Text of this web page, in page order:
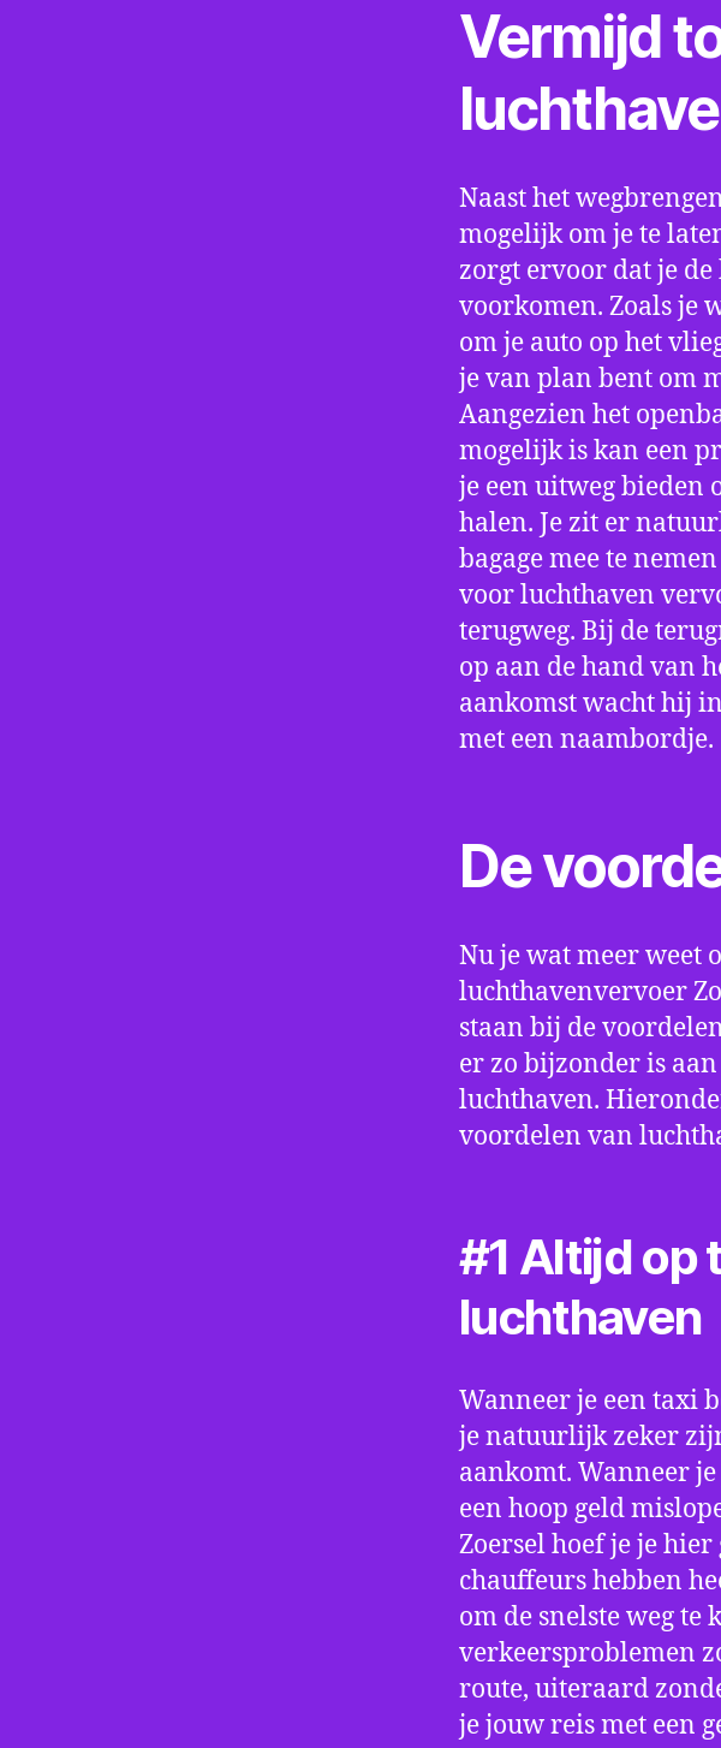
Vermijd
Naast het
mogelijk om je te
zorgt ervoor dat je
voorkomen. Zoals je
om je auto op het
je van plan bent om
Aangezien het
mogelijk is kan een
je een uitweg bieden
halen. Je zit er
bagage mee te
voor luchthaven
terugweg. Bij de
op aan de hand van
aankomst wacht hij
met een naambordje.
De
Nu je wat meer weet
luchthavenvervoer
staan bij de
er zo bijzonder is
luchthaven.
voordelen van
#1 Altijd op
luchthaven
Wanneer je een taxi
je natuurlijk zeker
aankomt. Wanneer
een hoop geld
Zoersel hoef je je
chauffeurs hebben
om de snelste weg
verkeersproblemen
route, uiteraard
je jouw reis met een